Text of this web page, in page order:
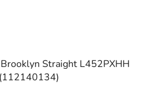
Straight L452PXHH
(112140134)